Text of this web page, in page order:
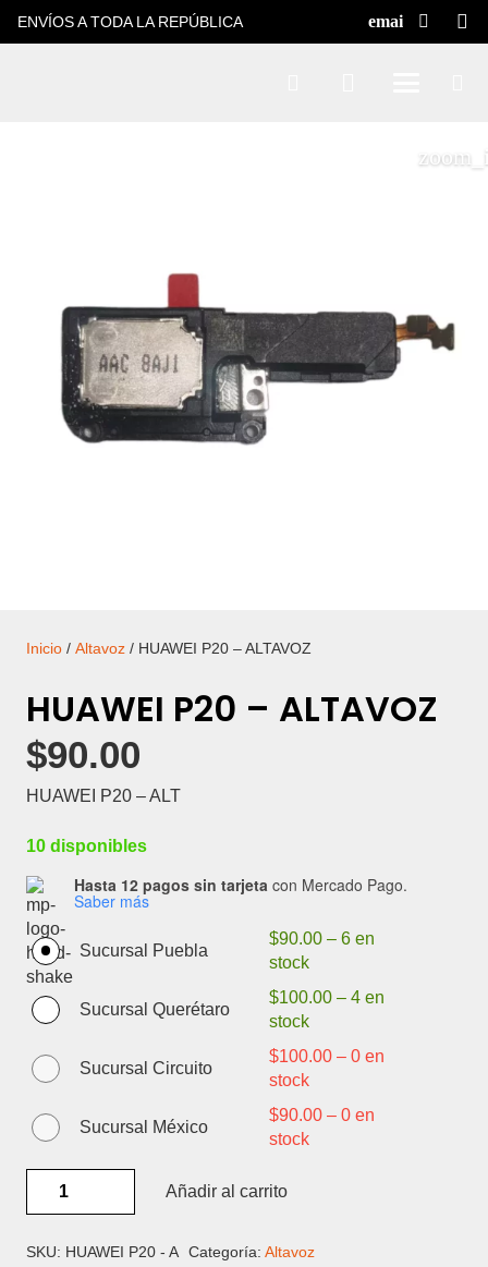
ENVÍOS A TODA LA REPÚBLICA
Inicio / Altavoz / HUAWEI P20 – ALTAVOZ
HUAWEI P20 – ALTAVOZ
$90.00
HUAWEI P20 – ALT
10 disponibles
Hasta 12 pagos sin tarjeta con Mercado Pago.
Saber más
Sucursal Puebla
$90.00– 6 en
stock
Sucursal Querétaro
$100.00– 4 en
stock
Sucursal Circuito
$100.00– 0 en
stock
Sucursal México
$90.00– 0 en
stock
ALTAVOZ
Añadir al carrito
SKU: HUAWEI P20 - A Categoría: Altavoz